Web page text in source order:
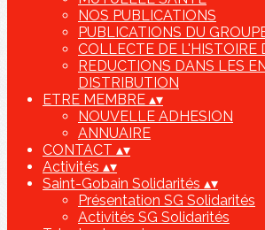
NOS PUBLICATIONS
PUBLICATIONS DU
COLLECTE DE L'HISTOIRE
REDUCTIONS DANS LES
DISTRIBUTION
ETRE MEMBRE ▴▾
NOUVELLE ADHESION
ANNUAIRE
CONTACT ▴▾
Activités ▴▾
Saint-Gobain Solidarités ▴▾
Présentation SG Solidarités
Activités SG Solidarités